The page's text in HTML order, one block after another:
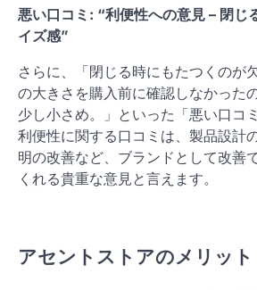
悪い口コミ: “利便性への意見 – 閉じ
イズ感”
さらに、「閉じる時にもたつくのが
の大きさを購入前に確認しなかった
少し小さめ。」といった「悪い口コ
利便性に関する口コミは、製品設計
明の改善など、ブランドとして改善
くれる貴重な意見と言えます。
アセントストアのメリット